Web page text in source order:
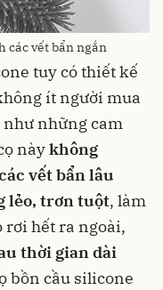
các vết bẩn ngắn
tuy có thiết kế
ít người mua
những cam
nàykhông
vết bẩn lâu
lẻo, trơn tuột, làm
rơi hết ra ngoài,
thời gian dài
bồn cầu silicone